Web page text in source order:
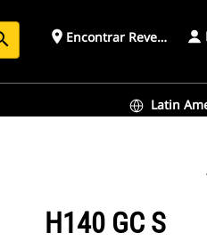
place Encontrar Revendedor
Latin
H140 GC S